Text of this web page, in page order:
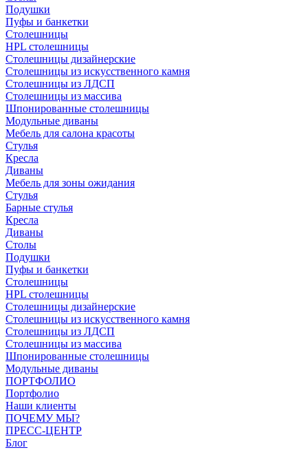
Подушки
Пуфы и банкетки
Столешницы
HPL столешницы
Столешницы дизайнерские
Столешницы из искусственного камня
Столешницы из ЛДСП
Столешницы из массива
Шпонированные столешницы
Модульные диваны
Мебель для салона красоты
Стулья
Кресла
Диваны
Мебель для зоны ожидания
Стулья
Барные стулья
Кресла
Диваны
Столы
Подушки
Пуфы и банкетки
Столешницы
HPL столешницы
Столешницы дизайнерские
Столешницы из искусственного камня
Столешницы из ЛДСП
Столешницы из массива
Шпонированные столешницы
Модульные диваны
ПОРТФОЛИО
Портфолио
Наши клиенты
ПОЧЕМУ МЫ?
ПРЕСС-ЦЕНТР
Блог